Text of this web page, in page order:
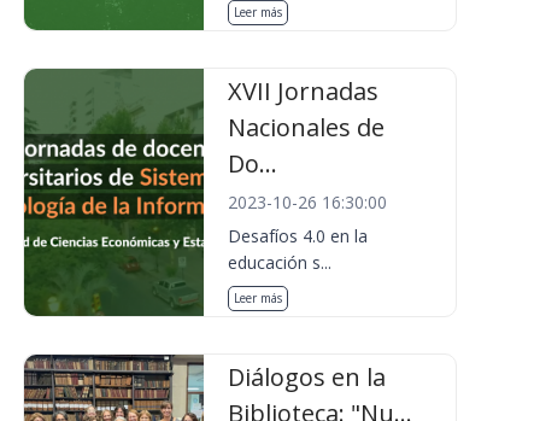
Leer más
XVII Jornadas
Nacionales de
Do...
2023-10-26 16:30:00
Desafíos 4.0 en la
educación s...
Leer más
Diálogos en la
Biblioteca: "Nu...